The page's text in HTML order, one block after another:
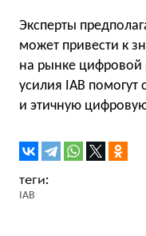
Эксперты
может привести к
на рынке цифровой
усилия IAB помогут
и этичную
IAB